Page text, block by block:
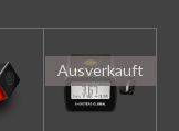
Ausverkauft